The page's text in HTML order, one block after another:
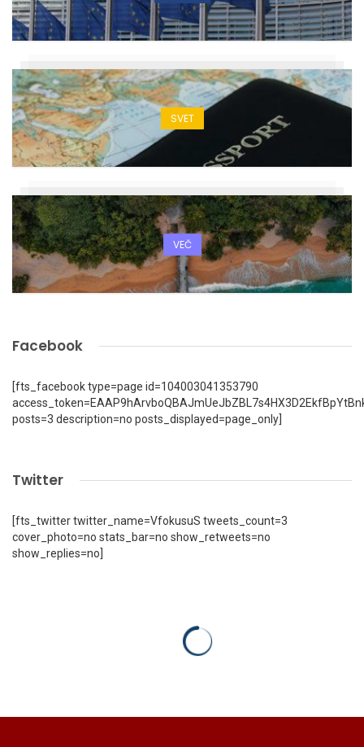
SVET
VEČ
Facebook
[fts_facebook type=page id=104003041353790
posts=3 description=no posts_displayed=page_only]
Twitter
[fts_twitter twitter_name=VfokusuS tweets_count=3
cover_photo=no stats_bar=no show_retweets=no
show_replies=no]